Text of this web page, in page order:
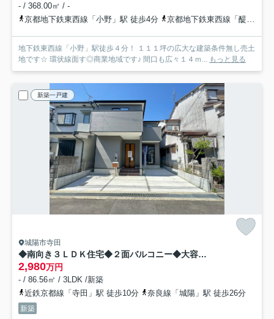
- / 368.00㎡ / -
京都地下鉄東西線「小野」駅 徒歩4分
京都地下鉄東西線「醍醐」駅 徒歩11分
地下鉄東西線「小野」駅徒歩４分！ １１１坪の広大な建築条件無し売土
地です☆ 環状線面す◎商業地域です♪ 間口も広々１４ｍ... もっと見る
新築一戸建
城陽市寺田
◆南向き３ＬＤＫ住宅◆２面バルコニー◆大容量収納可能◆城陽市第８寺田今堀
2,980万円
- / 86.56㎡ / 3LDK /新築
近鉄京都線「寺田」駅 徒歩10分
奈良線「城陽」駅 徒歩26分
新築